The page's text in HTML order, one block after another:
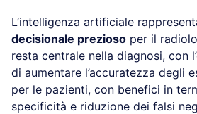
L’intelligenza artificiale
decisionale prezioso per il
resta centrale nella diagnosi, con
di aumentare l’accuratezza degli
per le pazienti, con benefici in
specificità e riduzione dei falsi